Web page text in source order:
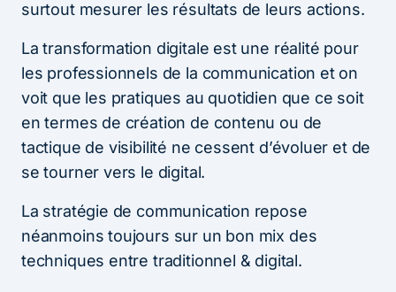
surtout mesurer les résultats de leurs actions.
La transformation digitale est une réalité pour
les professionnels de la communication et on
voit que les pratiques au quotidien que ce soit
en termes de création de contenu ou de
tactique de visibilité ne cessent d’évoluer et de
se tourner vers le digital.
La stratégie de communication repose
néanmoins toujours sur un bon mix des
techniques entre traditionnel & digital.